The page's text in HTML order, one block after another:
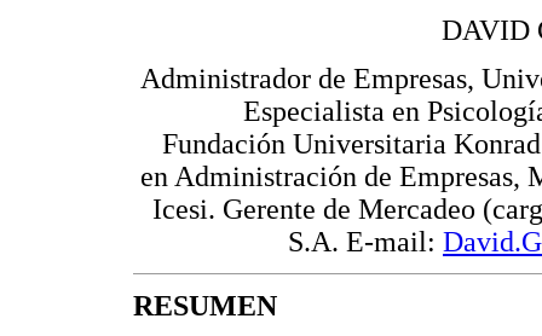
DAVID
Administrador de Empresas,
Especialista en
Fundación Universitaria
en Administración de Empresas,
Icesi. Gerente de Mercadeo
S.A. E-mail:
RESUMEN